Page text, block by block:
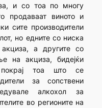
и со тоа по многу
продаваат виното и
сите производители
но едните со ниска
а другите со
на акциза, бидејќи
покрај тоа што се
за сопствени
алкохол за
во регионите на